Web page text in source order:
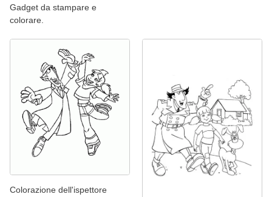
Gadget da stampare e
colorare.
Colorazione dell'ispettore